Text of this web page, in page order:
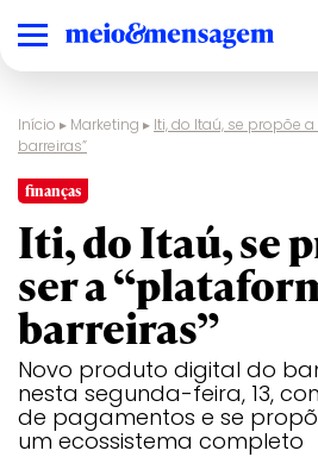
Início ▸ Marketing ▸ Iti, do Itaú, se propõe
barreiras”
finanças
Iti, do Itaú, se
ser a
barreiras”
Novo produto digital do
nesta segunda-feira, 13,
de pagamentos e se
um ecossistema completo